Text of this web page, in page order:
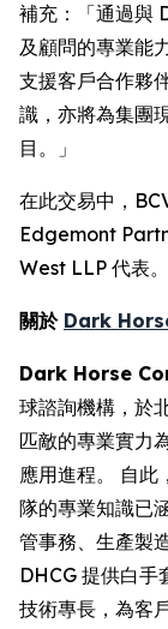
補充：「通過與
及顧問的專業能
支援客戶合作夥
識，亦將為集團
目。」
在此交易中，
Edgemont
West LLP 代表。
關於 Dark
Dark Horse
球諮詢機構，於
匹敵的專業實力
應用進程。 自此
隊的專業知識已
管事務、生產製
DHCG 提供白手
技術專長，為客